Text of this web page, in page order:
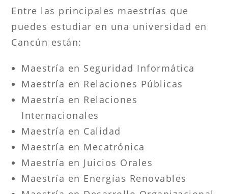
Entre las principales maestrías que
puedes estudiar en una universidad en
Cancún están:
Maestría en Seguridad Informática
Maestría en Relaciones Públicas
Maestría en Relaciones
Internacionales
Maestría en Calidad
Maestría en Mecatrónica
Maestría en Juicios Orales
Maestría en Energías Renovables